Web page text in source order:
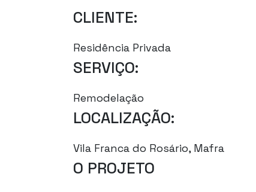
CLIENTE:
Residência Privada
SERVIÇO:
Remodelação
LOCALIZAÇÃO:
Vila Franca do Rosário, Mafra
O PROJETO